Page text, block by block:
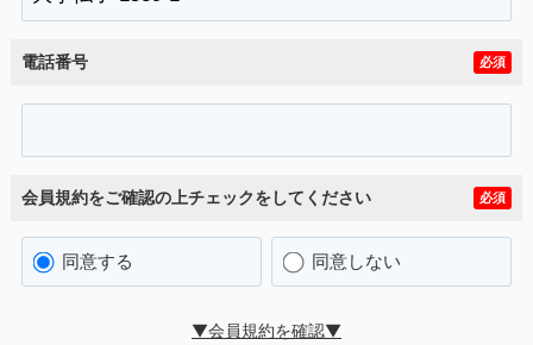
電話番号 必須
会員規約をご確認の上チェックをしてください 必須
同意する 同意しない
▼会員規約を確認▼